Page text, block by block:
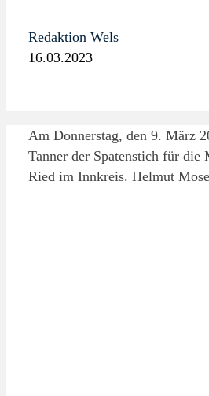
Redaktion Wels
16.03.2023
Am Donnerstag, den 9. März
Tanner der Spatenstich für die
Ried im Innkreis. Helmut